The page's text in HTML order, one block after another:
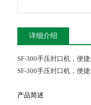
详细介绍
SF-300手压封口机，便
SF-300手压封口机，便
产品简述